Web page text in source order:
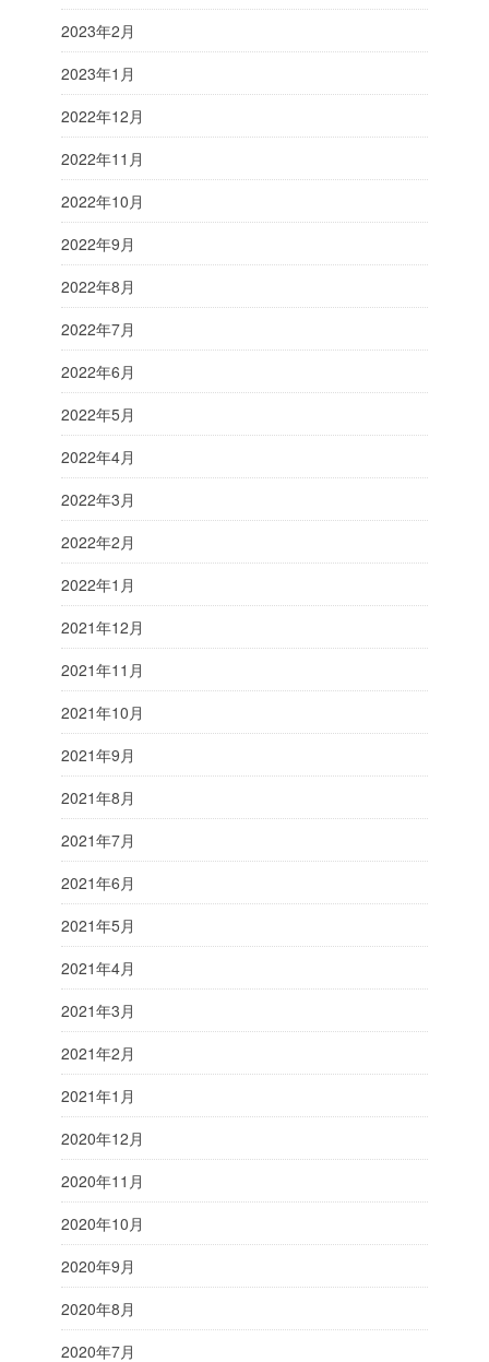
2023年2月
2023年1月
2022年12月
2022年11月
2022年10月
2022年9月
2022年8月
2022年7月
2022年6月
2022年5月
2022年4月
2022年3月
2022年2月
2022年1月
2021年12月
2021年11月
2021年10月
2021年9月
2021年8月
2021年7月
2021年6月
2021年5月
2021年4月
2021年3月
2021年2月
2021年1月
2020年12月
2020年11月
2020年10月
2020年9月
2020年8月
2020年7月